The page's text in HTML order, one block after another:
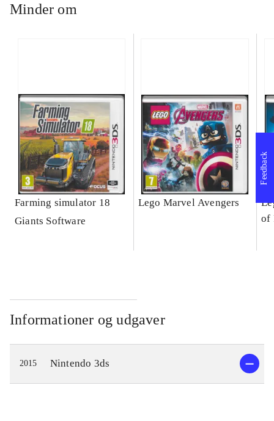
Minder om
Farming simulator 18
Giants Software
Lego Marvel Avengers
of
Informationer og udgaver
2015 Nintendo 3ds
Feedback